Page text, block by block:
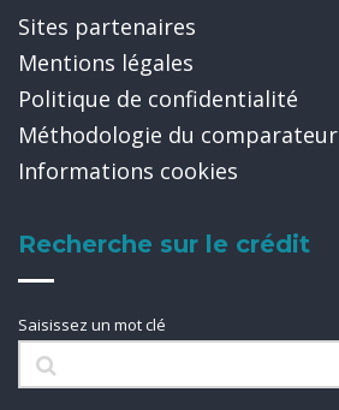
Sites partenaires
Mentions légales
Politique de confidentialité
Méthodologie du comparateur
Informations cookies
Recherche sur le crédit
Saisissez un mot clé